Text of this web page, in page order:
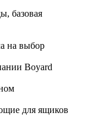
базовая
на выбор
Boyard
для ящиков